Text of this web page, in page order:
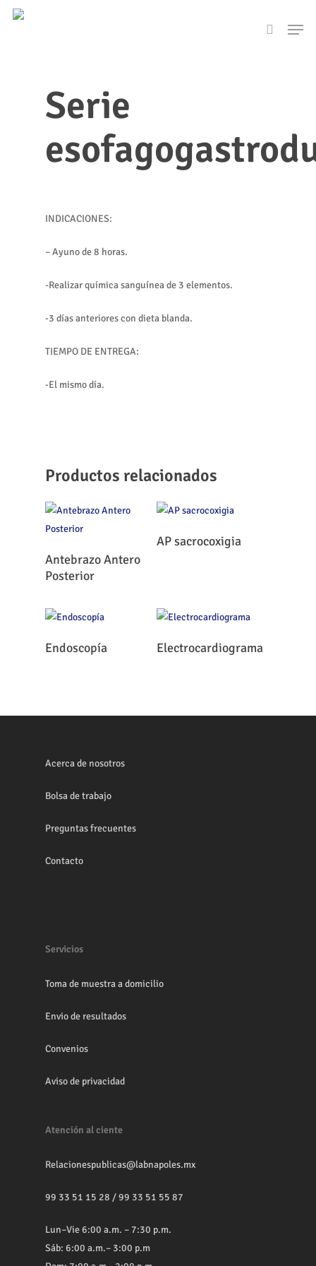
Skip
search
Serie
INDICACIONES:
– Ayuno de 8 horas.
-Realizar química sanguínea de 3 elementos.
-3 días anteriores con dieta blanda.
TIEMPO DE ENTREGA:
-El mismo día.
Productos relacionados
Leer Más
Antebrazo Antero
Posterior
Leer Más
AP sacrocoxigia
Leer Más
Endoscopía Leer Más
Electrocardiograma
Acerca de nosotros
Bolsa de trabajo
Preguntas frecuentes
Contacto
Servicios
Toma de muestra a domicilio
Envio de resultados
Convenios
Aviso de privacidad
Atención al ciente
Relacionespublicas@labnapoles.mx
99 33 51 15 28 /99 33 51 55 87
Lun–Vie 6:00 a.m. – 7:30 p.m.
Sáb: 6:00 a.m.– 3:00 p.m